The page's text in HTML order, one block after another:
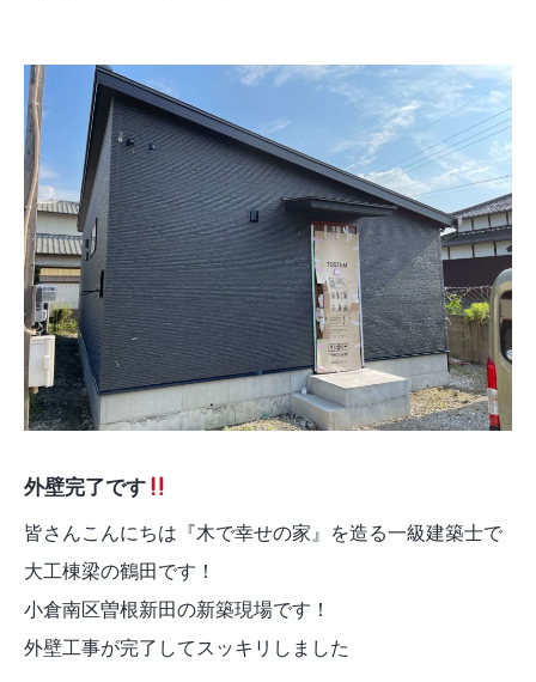
外壁完了です
皆さんこんにちは『木で幸せの家』を造る一級建築士で
大工棟梁の鶴田です！
小倉南区曽根新田の新築現場です！
外壁工事が完了してスッキリしました